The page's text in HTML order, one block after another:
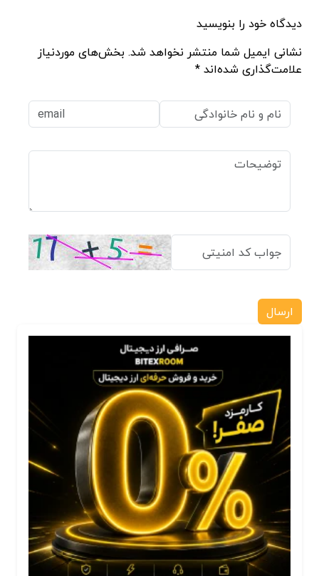
دیدگاه خود را بنویسید
نشانی ایمیل شما منتشر نخواهد شد. بخش‌های موردنیاز
علامت‌گذاری شده‌اند *
ارسال